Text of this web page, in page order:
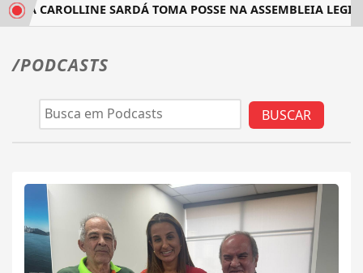
CAROLLINE SARDÁ TOMA POSSE NA ASSEMBLEIA
/PODCASTS
BUSCAR